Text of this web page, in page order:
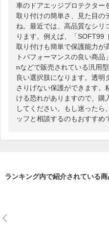
車のドアエッジプロテクター
取り付けの簡単さ、見た目の
ね。最近では、高品質なシリ
ります。例えば、「SOFT99
取り付けも簡単で保護能力が
トパフォーマンスの良い商
nなどで販売されている汎用
良い選択肢になります。透明
さりげない保護ができます。
ける恐れがありますので、購
してください。もし迷ったら
ッフと相談するのもおすすめ
ランキング内で紹介されている商